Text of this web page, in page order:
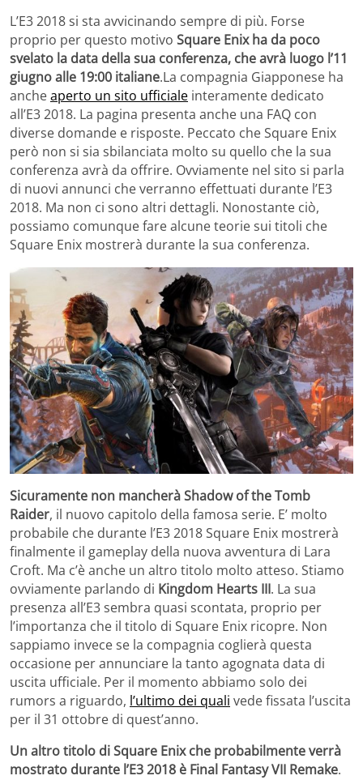
L’E3 2018 si sta avvicinando sempre di più. Forse
proprio per questo motivo Square Enix ha da poco
svelato la data della sua conferenza, che avrà luogo l’11
giugno alle 19:00 italiane.La compagnia Giapponese ha
ancheaperto un sito ufficiale interamente dedicato
all’E3 2018. La pagina presenta anche una FAQ con
diverse domande e risposte. Peccato che Square Enix
però non si sia sbilanciata molto su quello che la sua
conferenza avrà da offrire. Ovviamente nel sito si parla
di nuovi annunci che verranno effettuati durante l’E3
2018. Ma non ci sono altri dettagli. Nonostante ciò,
possiamo comunque fare alcune teorie sui titoli che
Square Enix mostrerà durante la sua conferenza.
Sicuramente non mancherà Shadow of the Tomb
Raider, il nuovo capitolo della famosa serie. E’ molto
probabile che durante l’E3 2018 Square Enix mostrerà
finalmente il gameplay della nuova avventura di Lara
Croft. Ma c’è anche un altro titolo molto atteso. Stiamo
ovviamente parlando di Kingdom Hearts III. La sua
presenza all’E3 sembra quasi scontata, proprio per
l’importanza che il titolo di Square Enix ricopre. Non
sappiamo invece se la compagnia coglierà questa
occasione per annunciare la tanto agognata data di
uscita ufficiale. Per il momento abbiamo solo dei
rumors a riguardo, l’ultimo dei quali vede fissata l’uscita
per il 31 ottobre di quest’anno.
Un altro titolo di Square Enix che probabilmente verrà
mostrato durante l’E3 2018 è Final Fantasy VII Remake.